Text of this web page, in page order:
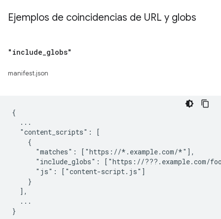
Ejemplos de coincidencias de URL y globs
"include_globs"
manifest.json
{
  ...
  "content_scripts": [
    {
      "matches": ["https://*.example.com/*"],
"include_globs": ["https://???.example.com/
      "js": ["content-script.js"]
    }
  ],
  ...